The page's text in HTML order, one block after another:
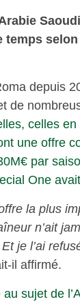
temps
depuis
de
celles
une offre
par
One
la plus
n’ait
je l’ai
il affirmé.
sujet de